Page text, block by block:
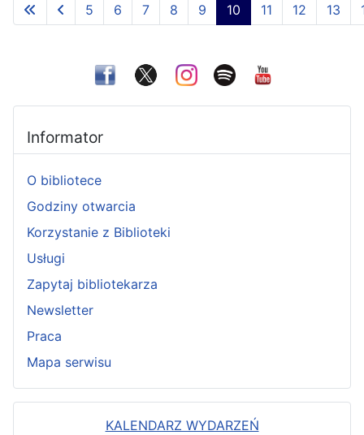
Informator
O bibliotece
Godziny otwarcia
Korzystanie z Biblioteki
Usługi
Zapytaj bibliotekarza
Newsletter
Praca
Mapa serwisu
KALENDARZ WYDARZEŃ
Strona 10 z 22
5 6 7 8 9 10 11 12 13